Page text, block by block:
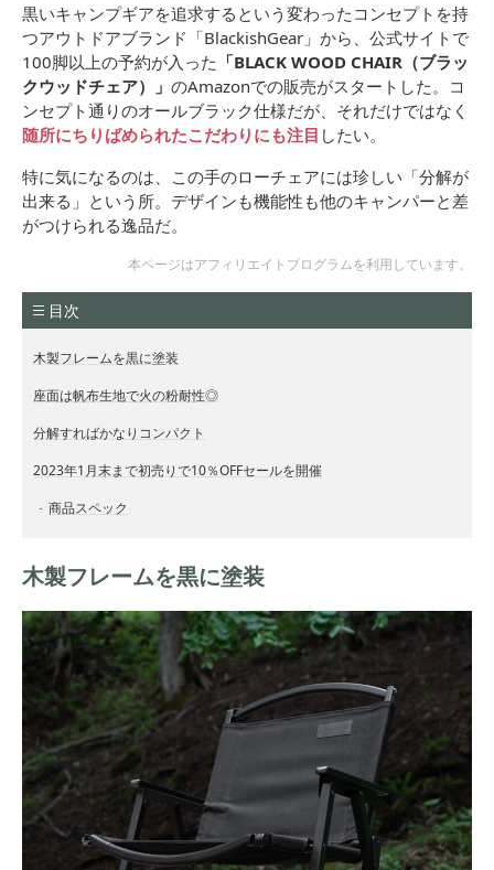
黒いキャンプギアを追求するという変わったコンセプトを持
つアウトドアブランド「BlackishGear 」から、公式サイトで
100脚以上の予約が入った 「BLACK WOOD CHAIR（ブラッ
クウッドチェア）」 のAmazonでの販売がスタートした。コ
ンセプト通りのオールブラック仕様だが、それだけではなく
随所にちりばめられたこだわりにも注目 したい。
特に気になるのは、この手のローチェアには珍しい「分解が
出来る」という所。デザインも機能性も他のキャンパーと差
がつけられる逸品だ。
本ページはアフィリエイトプログラムを利用しています。
目次
木製フレームを黒に塗装
座面は帆布生地で火の粉耐性◎
分解すればかなりコンパクト
2023年1月末まで初売りで10％OFFセールを開催
​商品スペック
木製フレームを黒に塗装